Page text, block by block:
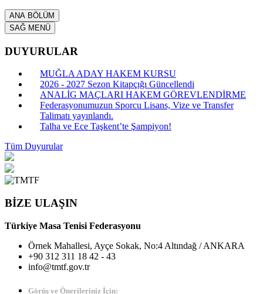
ANA BÖLÜM
SAĞ MENÜ
DUYURULAR
MUĞLA ADAY HAKEM KURSU
2026 - 2027 Sezon Kitapçığı Güncellendi
ANALİG MAÇLARI HAKEM GÖREVLENDİRME
Federasyonumuzun Sporcu Lisans, Vize ve Transfer
Talimatı yayınlandı.
Talha ve Ece Taşkent’te Şampiyon!
Tüm Duyurular
BİZE ULAŞIN
Türkiye Masa Tenisi Federasyonu
Örnek Mahallesi, Ayçe Sokak, No:4 Altındağ / ANKARA
+90 312 311 18 42 - 43
info@tmtf.gov.tr
Görüş ve Önerileriniz İçin: